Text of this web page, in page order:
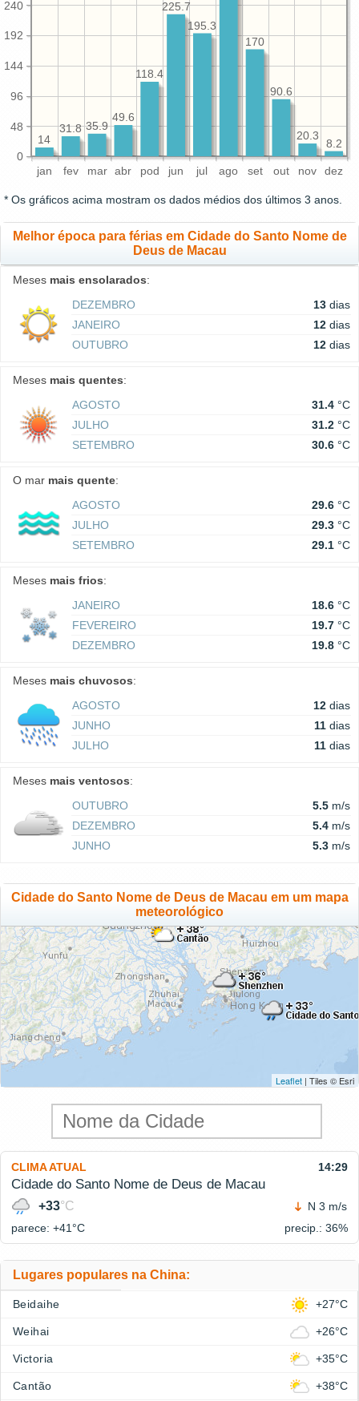
jan fev mar abr pod jun jul ago set out nov dez
0
48
96
144
192
240
8.2
20.3
90.6
170
195.3
225.7
118.4
49.6
35.9
31.8
14
* Os gráficos acima mostram os dados médios dos últimos 3 anos.
Melhor época para férias em Cidade do Santo Nome de
Deus de Macau
Meses mais ensolarados:
DEZEMBRO
13 dias
JANEIRO
12 dias
OUTUBRO
12 dias
Meses mais quentes:
AGOSTO
31.4 °C
JULHO
31.2 °C
SETEMBRO
30.6 °C
O mar mais quente:
AGOSTO
29.6 °C
JULHO
29.3 °C
SETEMBRO
29.1 °C
Meses mais frios:
JANEIRO
18.6 °C
FEVEREIRO
19.7 °C
DEZEMBRO
19.8 °C
Meses mais chuvosos:
AGOSTO
12 dias
JUNHO
11 dias
JULHO
11 dias
Meses mais ventosos:
OUTUBRO
5.5 m/s
DEZEMBRO
5.4 m/s
JUNHO
5.3 m/s
Cidade do Santo Nome de Deus de Macau em um mapa
meteorológico
Leaflet | Tiles © Esri
CLIMA ATUAL 14:29
Cidade do Santo Nome de Deus de Macau
+33°C
N 3 m/s
parece: +41°C precip.: 36%
Lugares populares na China:
Beidaihe +27°C
Weihai +26°C
Victoria +35°C
Cantão +38°C